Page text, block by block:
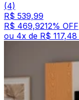
(4)
R$ 539,99
R$ 469,9212% OFF
ou 4x de R$ 117,48